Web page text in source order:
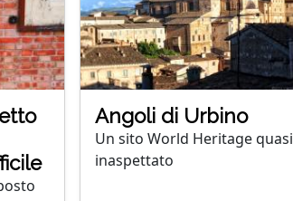
Angoli di Urbino
Un sito World Heritage quasi
inaspettato